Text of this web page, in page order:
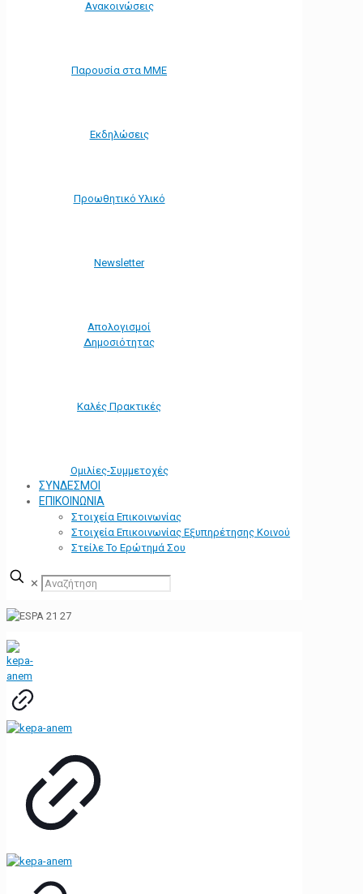
Ανακοινώσεις
Παρουσία στα ΜΜΕ
Εκδηλώσεις
Προωθητικό Υλικό
Νewsletter
Απολογισμοί
Δημοσιότητας
Καλές Πρακτικές
Ομιλίες-Συμμετοχές
ΣΥΝΔΕΣΜΟΙ
ΕΠΙΚΟΙΝΩΝΙΑ
Στοιχεία Επικοινωνίας
Στοιχεία Επικοινωνίας Εξυπηρέτησης Κοινού
Στείλε Το Ερώτημά Σου
✕